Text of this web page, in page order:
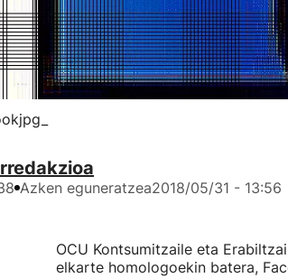
Azken eguneratzea2018/05/31 - 13:56
OCU Kontsumitzaile eta
elkarte homologoekin batera,